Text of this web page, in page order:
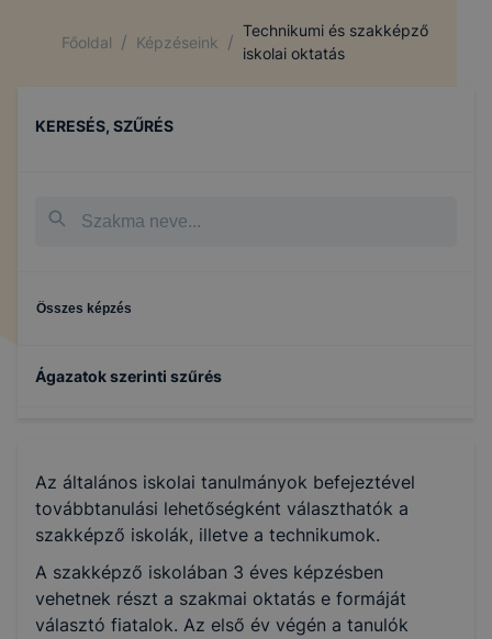
Főoldal / Képzéseink /
Technikumi és szakképző
iskolai oktatás
KERESÉS, SZŰRÉS
Összes képzés
Ágazatok szerinti szűrés
Az általános iskolai tanulmányok befejeztével
továbbtanulási lehetőségként választhatók a
szakképző iskolák, illetve a technikumok.
A szakképző iskolában 3 éves képzésben
vehetnek részt a szakmai oktatás e formáját
választó fiatalok. Az első év végén a tanulók